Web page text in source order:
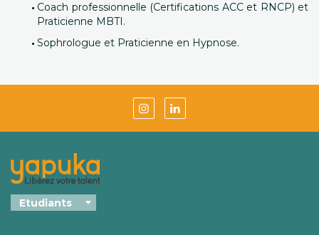
Coach professionnelle (Certifications ACC et RNCP) et
Praticienne MBTI.
Sophrologue et Praticienne en Hypnose.